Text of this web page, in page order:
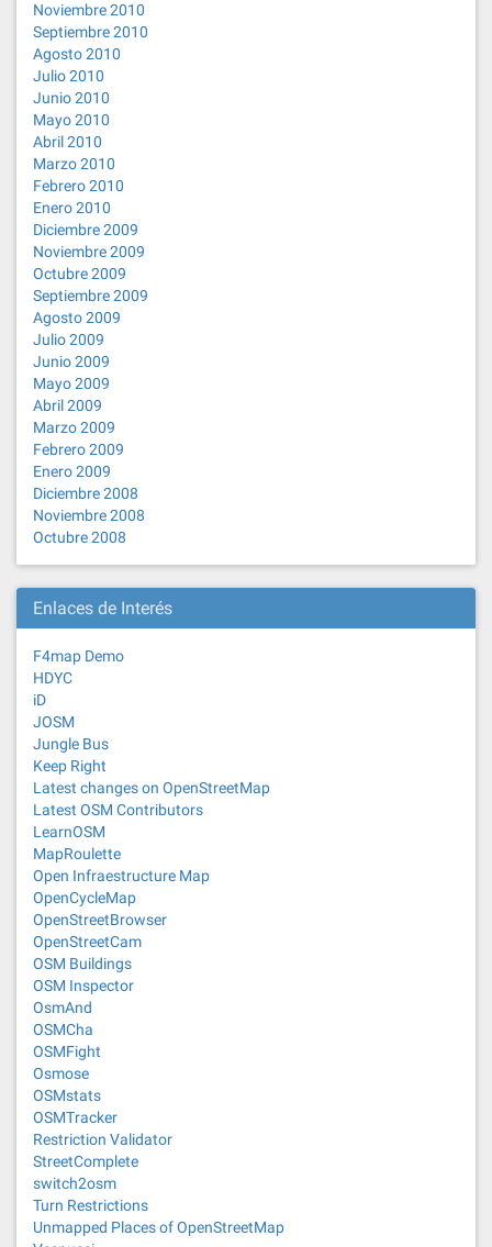
Noviembre 2010
Septiembre 2010
Agosto 2010
Julio 2010
Junio 2010
Mayo 2010
Abril 2010
Marzo 2010
Febrero 2010
Enero 2010
Diciembre 2009
Noviembre 2009
Octubre 2009
Septiembre 2009
Agosto 2009
Julio 2009
Junio 2009
Mayo 2009
Abril 2009
Marzo 2009
Febrero 2009
Enero 2009
Diciembre 2008
Noviembre 2008
Octubre 2008
Enlaces de Interés
F4map Demo
HDYC
iD
JOSM
Jungle Bus
Keep Right
Latest changes on OpenStreetMap
Latest OSM Contributors
LearnOSM
MapRoulette
Open Infraestructure Map
OpenCycleMap
OpenStreetBrowser
OpenStreetCam
OSM Buildings
OSM Inspector
OsmAnd
OSMCha
OSMFight
Osmose
OSMstats
OSMTracker
Restriction Validator
StreetComplete
switch2osm
Turn Restrictions
Unmapped Places of OpenStreetMap